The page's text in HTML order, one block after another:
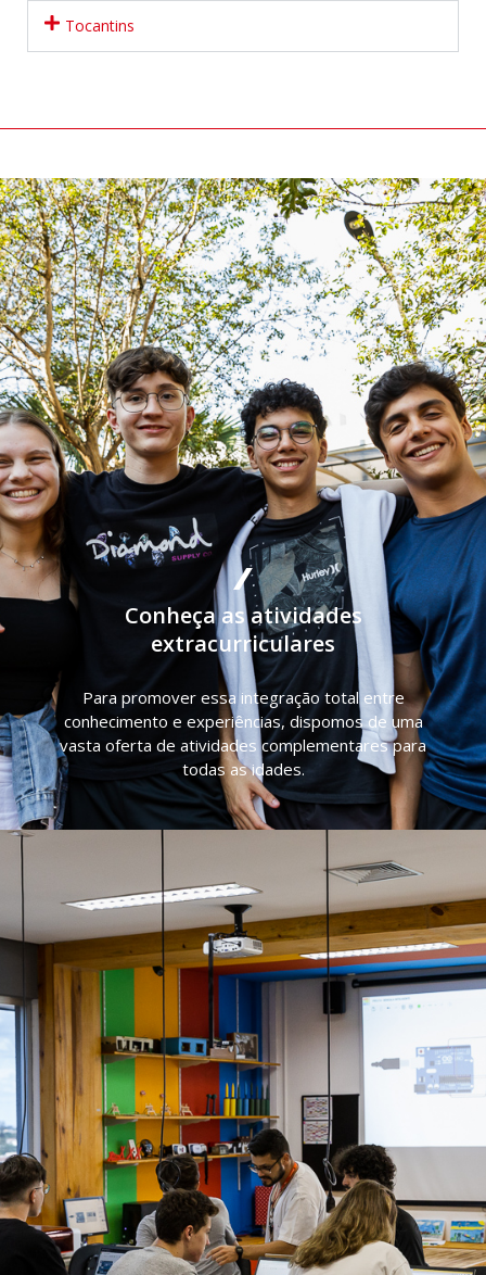
Tocantins
Conheça as atividades
extracurriculares
Para promover essa integração total entre
conhecimento e experiências, dispomos de uma
vasta oferta de atividades complementares para
todas as idades.